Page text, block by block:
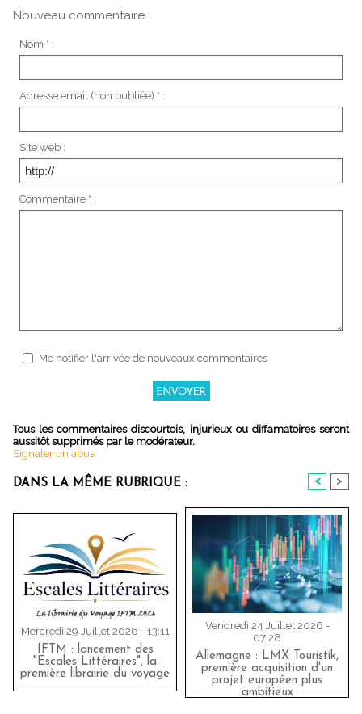
Nouveau commentaire :
Nom * :
Adresse email (non publiée) * :
Site web :
Commentaire * :
Me notifier l'arrivée de nouveaux commentaires
Tous les commentaires discourtois, injurieux ou diffamatoires seront
aussitôt supprimés par le modérateur.
Signaler un abus
DANS LA MÊME RUBRIQUE : < >
Mercredi 29 Juillet 2026 - 13:11
IFTM : lancement des
"Escales Littéraires", la
première librairie du voyage
Vendredi 24 Juillet 2026 -
07:28
Allemagne : LMX Touristik,
première acquisition d'un
projet européen plus
ambitieux